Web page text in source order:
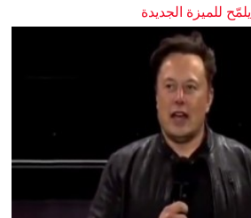
يلمّح للميزة الجديدة